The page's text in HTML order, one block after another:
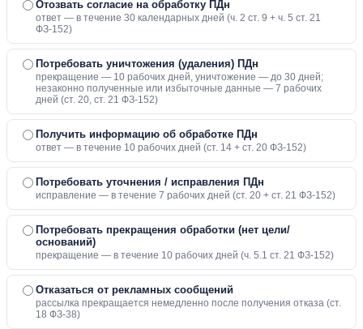
Отозвать согласие на обработку ПДн
ответ — в течение 30 календарных дней (ч. 2 ст. 9 + ч. 5 ст. 21
ФЗ-152)
Потребовать уничтожения (удаления) ПДн
прекращение — 10 рабочих дней, уничтожение — до 30 дней;
незаконно полученные или избыточные данные — 7 рабочих
дней (ст. 20, ст. 21 ФЗ-152)
Получить информацию об обработке ПДн
ответ — в течение 10 рабочих дней (ст. 14 + ст. 20 ФЗ-152)
Потребовать уточнения / исправления ПДн
исправление — в течение 7 рабочих дней (ст. 20 + ст. 21 ФЗ-152)
Потребовать прекращения обработки (нет цели/
оснований)
прекращение — в течение 10 рабочих дней (ч. 5.1 ст. 21 ФЗ-152)
Отказаться от рекламных сообщений
рассылка прекращается немедленно после получения отказа (ст.
18 ФЗ-38)